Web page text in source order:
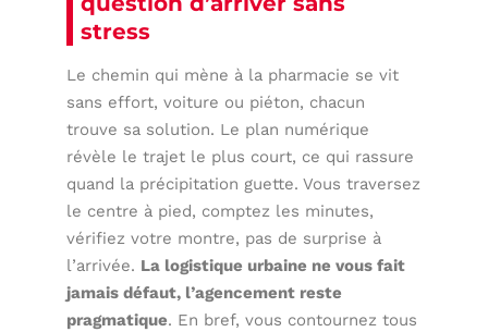
stress
Le chemin qui mène à la pharmacie se vit
sans effort, voiture ou piéton, chacun
trouve sa solution. Le plan numérique
révèle le trajet le plus court, ce qui rassure
quand la précipitation guette. Vous traversez
le centre à pied, comptez les minutes,
vérifiez votre montre, pas de surprise à
l’arrivée. La logistique urbaine ne vous fait
jamais défaut, l’agencement reste
pragmatique. En bref, vous contournez tous